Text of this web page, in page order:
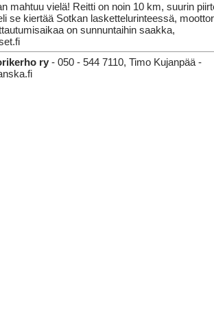
mahtuu vielä! Reitti on noin 10 km, suurin
se kiertää Sotkan laskettelurinteessä,
on sunnuntaihin saakka,
ry - 050 - 544 7110, Timo Kujanpää -